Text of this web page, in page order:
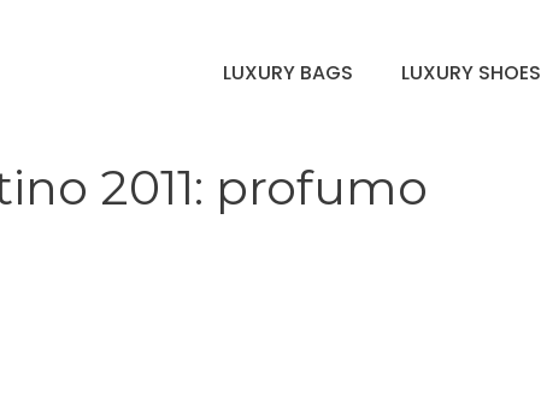
LUXURY BAGS LUXURY SHOES
2011: profumo